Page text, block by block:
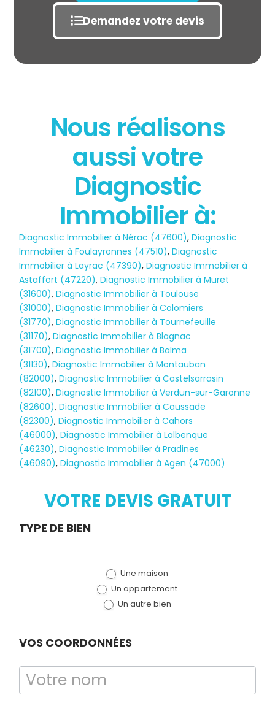
État des risques
POLLUTION
Diagnostic
Demandez votre devis
Nous réalisons
aussi votre
Diagnostic
Immobilier à:
Diagnostic Immobilier à Nérac (47600),Diagnostic
Immobilier à Foulayronnes (47510),Diagnostic
Immobilier à Layrac (47390),Diagnostic Immobilier à
Astaffort (47220),Diagnostic Immobilier à Muret
(31600),Diagnostic Immobilier à Toulouse
(31000),Diagnostic Immobilier à Colomiers
(31770),Diagnostic Immobilier à Tournefeuille
(31170),Diagnostic Immobilier à Blagnac
(31700),Diagnostic Immobilier à Balma
(31130),Diagnostic Immobilier à Montauban
(82000),Diagnostic Immobilier à Castelsarrasin
(82100),Diagnostic Immobilier à Verdun-sur-Garonne
(82600),Diagnostic Immobilier à Caussade
(82300),Diagnostic Immobilier à Cahors
(46000),Diagnostic Immobilier à Lalbenque
(46230),Diagnostic Immobilier à Pradines
(46090),Diagnostic Immobilier à Agen (47000)
VOTRE DEVIS GRATUIT
Demande
TYPE DE BIEN
Une maison
Un appartement
Un autre bien
VOS COORDONNÉES